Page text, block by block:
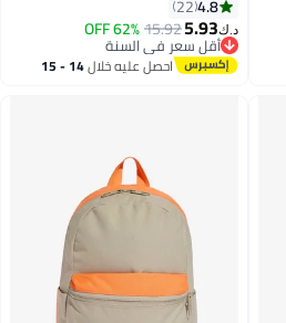
3
4.8
22
د.ك‏5.93
15.92
62% OFF
أقل سعر في السنة
أقل سعر في السنة
احصل عليه خلال 14 - 15